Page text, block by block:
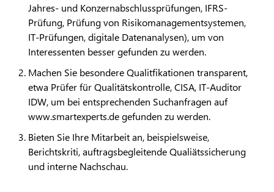
Jahres- und Konzernabschlussprüfungen, IFRS-
Prüfung, Prüfung von Risikomanagementsystemen,
IT-Prüfungen, digitale Datenanalysen), um von
Interessenten besser gefunden zu werden.
Machen Sie besondere Qualitfikationen transparent,
etwa Prüfer für Qualitätskontrolle, CISA, IT-Auditor
IDW, um bei entsprechenden Suchanfragen auf
www.smartexperts.de gefunden zu werden.
Bieten Sie Ihre Mitarbeit an, beispielsweise,
Berichtskriti, auftragsbegleitende Qualiätssicherung
und interne Nachschau.